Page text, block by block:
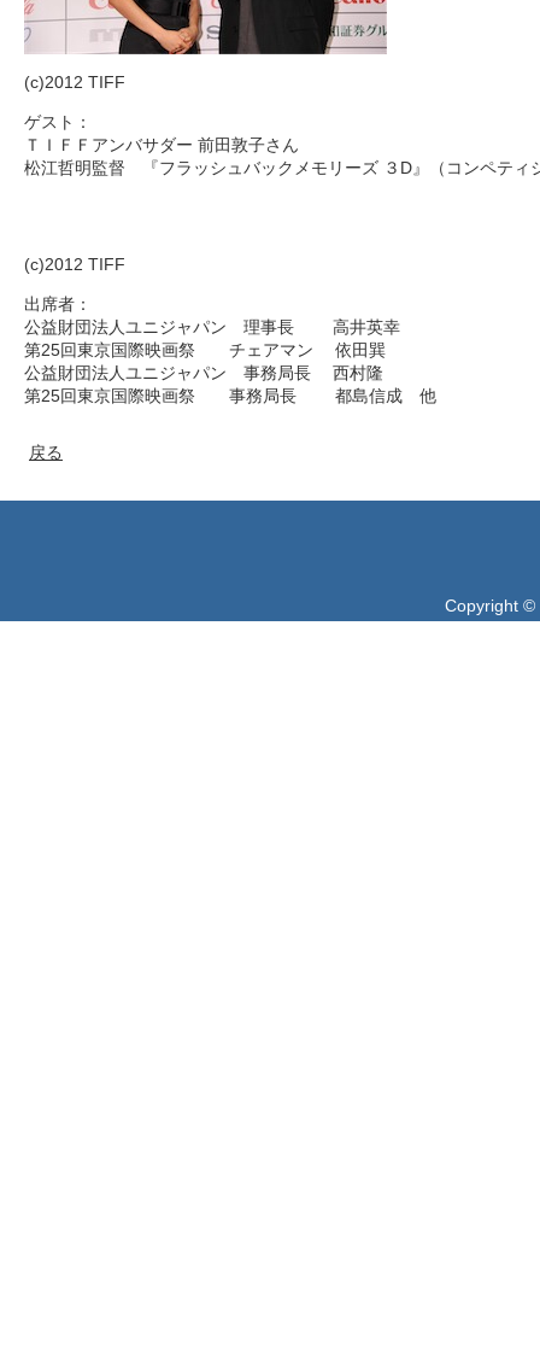
(c)2012 TIFF
ゲスト：
ＴＩＦＦアンバサダー 前田敦子さん
松江哲明監督 『フラッシュバックメモリーズ ３D』（コンペティ
(c)2012 TIFF
出席者：
公益財団法人ユニジャパン 理事長 高井英幸
第25回東京国際映画祭 チェアマン 依田巽
公益財団法人ユニジャパン 事務局長 西村隆
第25回東京国際映画祭 事務局長 都島信成 他
戻る
Copyright ©